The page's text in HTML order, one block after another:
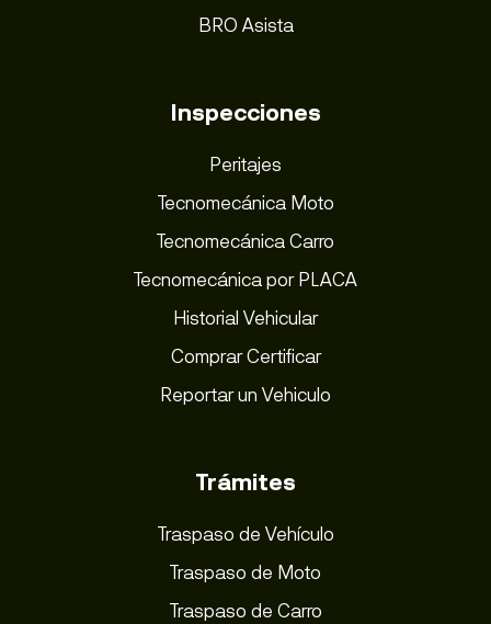
BRO Asista
Inspecciones
Peritajes
Tecnomecánica Moto
Tecnomecánica Carro
Tecnomecánica por PLACA
Historial Vehicular
Comprar Certificar
Reportar un Vehiculo
Trámites
Traspaso de Vehículo
Traspaso de Moto
Traspaso de Carro